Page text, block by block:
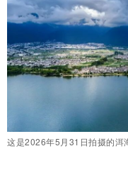
这是2026年5月31日拍摄的洱